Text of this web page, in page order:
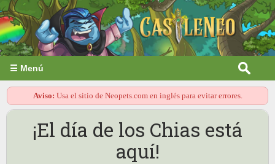
☰ Menú
Aviso: Usa el sitio de Neopets.com en inglés para evitar errores.
¡El día de los Chias está
aquí!